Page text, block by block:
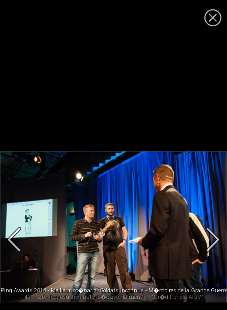
Montpellier)
Ping Awards 2014 - Meilleur sc�nario : Soldats Inconnus - M�moires de la Grande
40 / 126 - Reproduction autoris�e avec la mention "Cr�dit photo AFJV"